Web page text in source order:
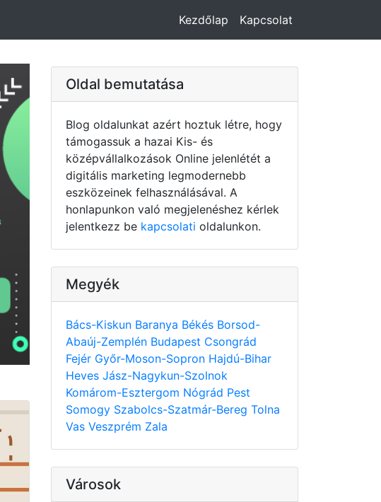
Kezdőlap Kapcsolat
Oldal bemutatása
Blog oldalunkat azért hoztuk létre, hogy
támogassuk a hazai Kis- és
középvállalkozások Online jelenlétét a
digitális marketing legmodernebb
eszközeinek felhasználásával. A
honlapunkon való megjelenéshez kérlek
jelentkezz be kapcsolati oldalunkon.
Megyék
Bács-Kiskun Baranya Békés Borsod-
Abaúj-Zemplén Budapest Csongrád
Fejér Győr-Moson-Sopron Hajdú-Bihar
Heves Jász-Nagykun-Szolnok
Komárom-Esztergom Nógrád Pest
Somogy Szabolcs-Szatmár-Bereg Tolna
Vas Veszprém Zala
Városok